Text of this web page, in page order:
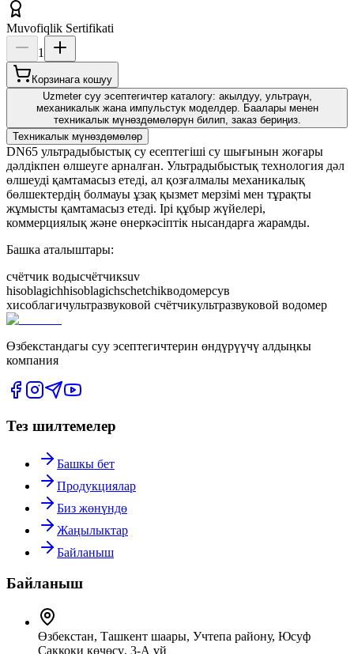
Muvofiqlik Sertifikati
1
Корзинага кошуу
Uzmeter суу эсептегичтер каталогу: акылдуу, ультраүн,
механикалык жана импульстук моделдер. Баалары менен
техникалык мүнөздөмөлөрүн билип, заказ бериңиз.
Техникалык мүнөздөмөлөр
DN65 ультрадыбыстық су есептегіші су шығынын жоғары
дәлдікпен өлшеуге арналған. Ультрадыбыстық технология дәл
өлшеуді қамтамасыз етеді, ал қозғалмалы механикалық
бөлшектердің болмауы ұзақ қызмет мерзімі мен тұрақты
жұмысты қамтамасыз етеді. Ірі құбыр жүйелері,
коммерциялық және өнеркәсіптік нысандарға жарамды.
Башка аталыштары:
счётчик водысчётчикsuv
hisoblagichhisoblagichschetchikводомерсув
хисоблагичультразвуковой счётчикультразвуковой водомер
Өзбекстандагы суу эсептегичтерин өндүрүүчү алдыңкы
компания
Тез шилтемелер
Башкы бет
Продукциялар
Биз жөнүндө
Жаңылыктар
Байланыш
Байланыш
Өзбекстан, Ташкент шаары, Учтепа району, Юсуф
Саккоки көчөсү, 3-А үй